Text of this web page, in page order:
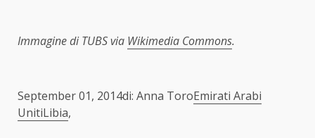
Immagine di TUBS via Wikimedia Commons.
September 01, 2014di: Anna ToroEmirati Arabi
UnitiLibia,